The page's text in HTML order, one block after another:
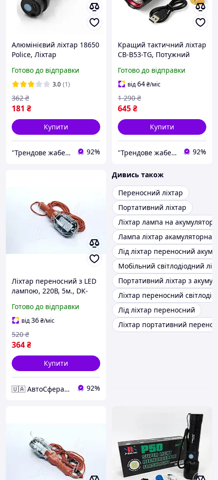
Алюмінієвий ліхтар 18650
Police, Ліхтар
світлодіодний потужний,
Тактичні ліхтарі з зумом
NP-67
Готово до відправки
3.0 (1)
181 ₴
362 ₴
Купити
"Трендове жабеня" - интернет-магазин тактичного військового спорядження | Власне виробництво | 92%
Кращий тактичний ліхтар
CB-B53-TG, Потужний
Тактичний ручний PM-12
Готово до відправки
від64₴/міс
645₴
1 290 ₴
Купити
"Трендове жабеня" - интернет-магазин тактичного військового спорядження | Власне виробництво | 92%
Ліхтар переносний з LED
лампою, 220В, 5м., DK-
Готово до відправки
від36₴/міс
364₴
520 ₴
Купити
🇺🇦 АвтоСфера 🇺🇦 92%
Дивись також
Переносний ліхтар
Портативний ліхтар
Ліхтар лампа на
Лампа ліхтар акамуляторна
Лід ліхтар переносний
Мобільний світлодіодний
Портативний ліхтар з
Ліхтар переносний
Лід ліхтар переносний
Ліхтар портативний